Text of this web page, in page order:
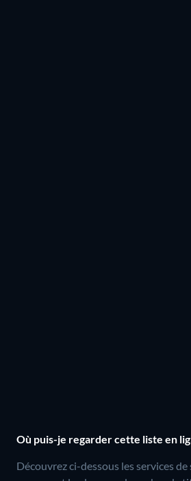
Où puis-je regarder cette liste en
Découvrez ci-dessous les services